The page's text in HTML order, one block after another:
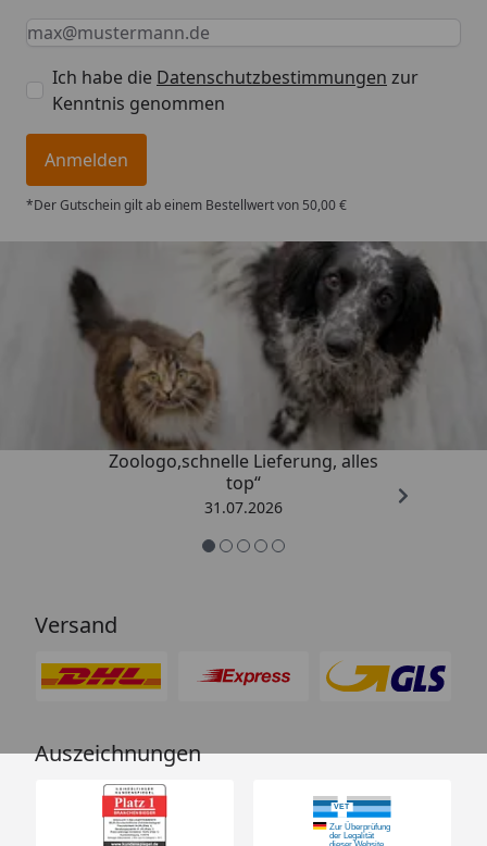
Keine Eingabe erforderlich
Eingabe erforderlich
E-Mail *
Ich habe die Datenschutzbestimmungen zur
Kenntnis genommen
Anmelden
*Der Gutschein gilt ab einem Bestellwert von 50,00 €
Trusted Shops
4,73/ 5
„Gute Erfahrung mit
Zoologo,schnelle Lieferung, alles
top“
31.07.2026
Versand
Auszeichnungen